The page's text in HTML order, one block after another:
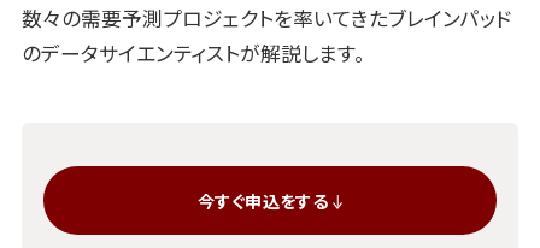
数々の需要予測プロジェクトを率いてきたブレインパッド
のデータサイエンティストが解説します。
今すぐ申込をする